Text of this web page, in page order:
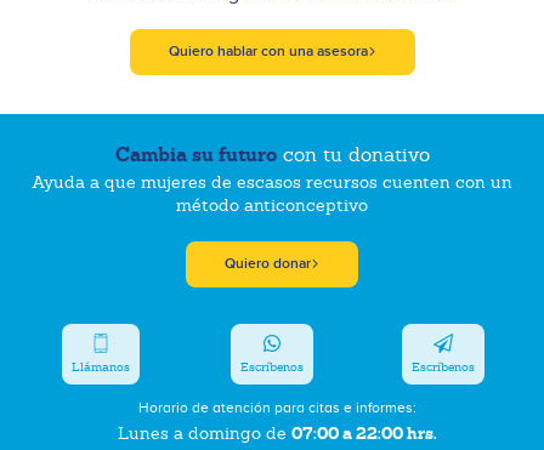
Quiero hablar con una asesora
Cambia su futurocon tu donativo
Ayuda a que mujeres de escasos recursos cuenten con un
método anticonceptivo
Quiero donar
Horario de atención para citas e informes:
Lunes a domingo de 07:00 a 22:00 hrs.
Llámanos Escríbenos Escríbenos